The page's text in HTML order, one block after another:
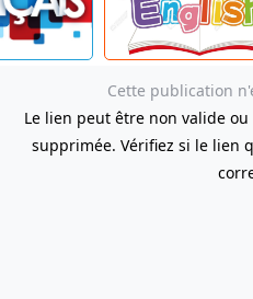
Cette publication
Le lien peut être non valide
supprimée. Vérifiez si le lien